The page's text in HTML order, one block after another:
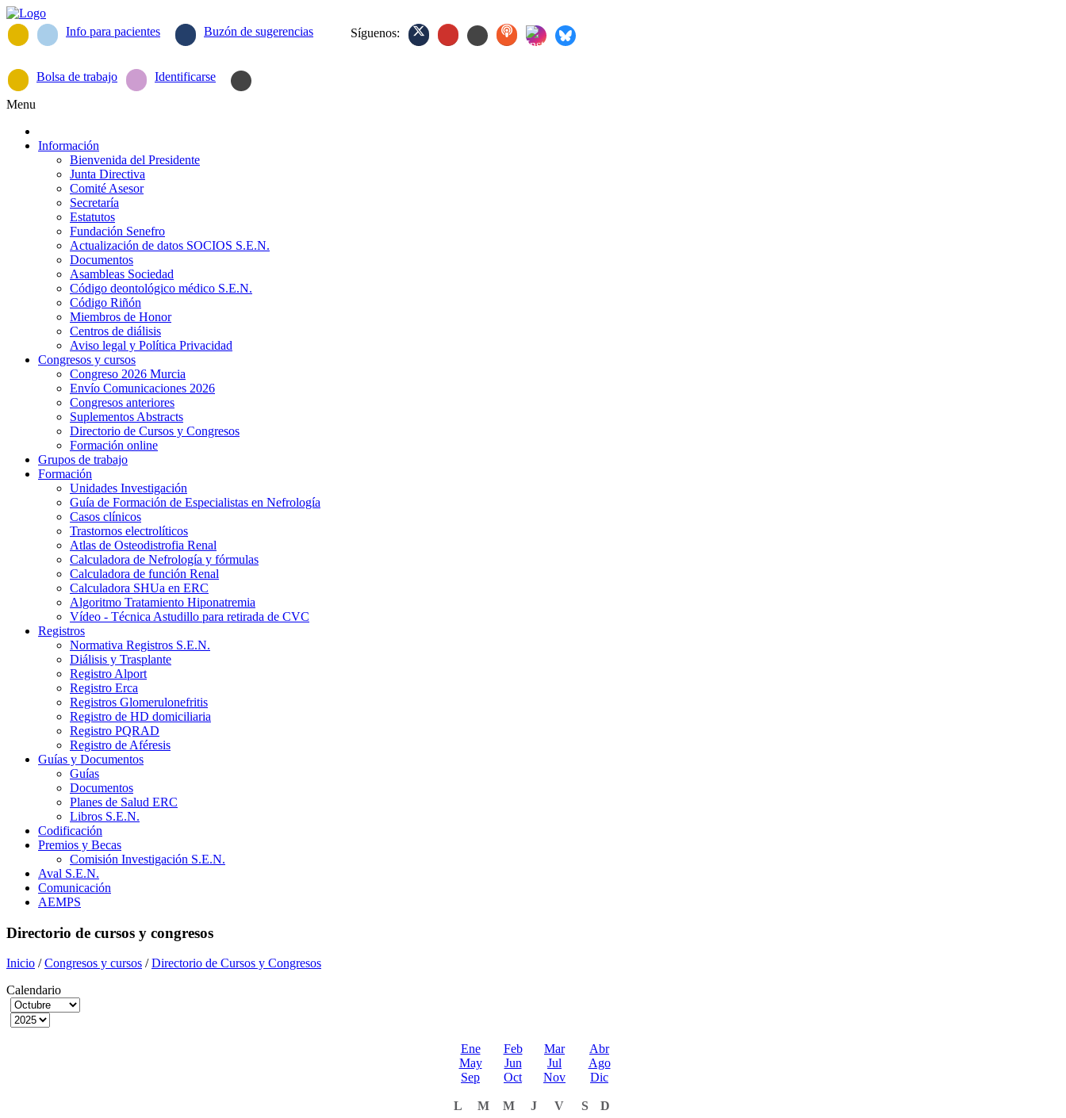
Info para pacientes Buzón de sugerencias Síguenos:
Bolsa de trabajo Identificarse
Menu
Información
Bienvenida del Presidente
Junta Directiva
Comité Asesor
Secretaría
Estatutos
Fundación Senefro
Actualización de datos SOCIOS S.E.N.
Documentos
Asambleas Sociedad
Código deontológico médico S.E.N.
Código Riñón
Miembros de Honor
Centros de diálisis
Aviso legal y Política Privacidad
Congresos y cursos
Congreso 2026 Murcia
Envío Comunicaciones 2026
Congresos anteriores
Suplementos Abstracts
Directorio de Cursos y Congresos
Formación online
Grupos de trabajo
Formación
Unidades Investigación
Guía de Formación de Especialistas en Nefrología
Casos clínicos
Trastornos electrolíticos
Atlas de Osteodistrofia Renal
Calculadora de Nefrología y fórmulas
Calculadora de función Renal
Calculadora SHUa en ERC
Algoritmo Tratamiento Hiponatremia
Vídeo - Técnica Astudillo para retirada de CVC
Registros
Normativa Registros S.E.N.
Diálisis y Trasplante
Registro Alport
Registro Erca
Registros Glomerulonefritis
Registro de HD domiciliaria
Registro PQRAD
Registro de Aféresis
Guías y Documentos
Guías
Documentos
Planes de Salud ERC
Libros S.E.N.
Codificación
Premios y Becas
Comisión Investigación S.E.N.
Aval S.E.N.
Comunicación
AEMPS
Directorio de cursos y congresos
Inicio /Congresos y cursos /Directorio de Cursos y Congresos
Calendario
Ene Feb Mar
Abr
May
Jun Jul
Ago
Sep
Oct Nov Dic
L M M J V S
D